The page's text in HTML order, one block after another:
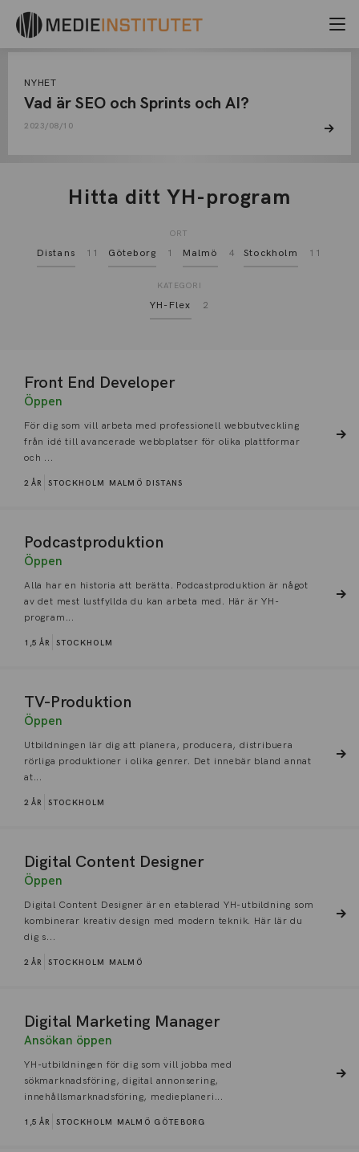
AUGUSTI, 2023 Arkiv
NYHET
Vad är SEO och Sprints och AI?
2023/08/10
Hitta ditt YH-program
ORT
Distans 11 Göteborg 1 Malmö 4 Stockholm 11
KATEGORI
YH-Flex 2
Front End Developer
Öppen
För dig som vill arbeta med professionell webbutveckling
från idé till avancerade webbplatser för olika plattformar
och ...
2 ÅR STOCKHOLM MALMÖ DISTANS
Podcastproduktion
Öppen
Alla har en historia att berätta. Podcastproduktion är något
av det mest lustfyllda du kan arbeta med. Här är YH-
program...
1,5 ÅR STOCKHOLM
TV-Produktion
Öppen
Utbildningen lär dig att planera, producera, distribuera
rörliga produktioner i olika genrer. Det innebär bland annat
at...
2 ÅR STOCKHOLM
Digital Content Designer
Öppen
Digital Content Designer är en etablerad YH-utbildning som
kombinerar kreativ design med modern teknik. Här lär du
dig s...
2 ÅR STOCKHOLM MALMÖ
Digital Marketing Manager
Ansökan öppen
YH-utbildningen för dig som vill jobba med
sökmarknadsföring, digital annonsering,
innehållsmarknadsföring, medieplaneri...
1,5 ÅR STOCKHOLM MALMÖ GÖTEBORG